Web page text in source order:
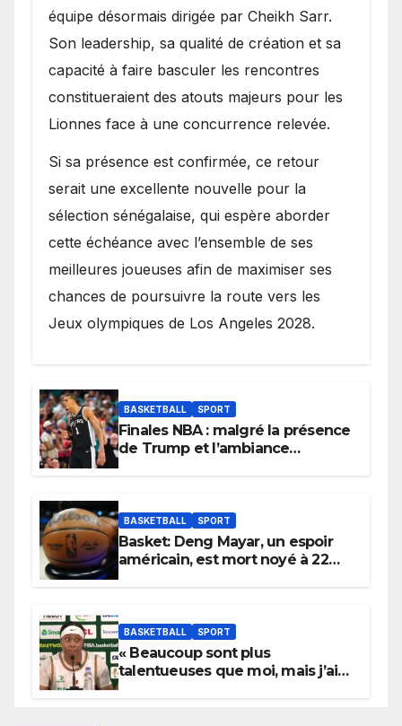
équipe désormais dirigée par Cheikh Sarr.
Son leadership, sa qualité de création et sa
capacité à faire basculer les rencontres
constitueraient des atouts majeurs pour les
Lionnes face à une concurrence relevée.
Si sa présence est confirmée, ce retour
serait une excellente nouvelle pour la
sélection sénégalaise, qui espère aborder
cette échéance avec l’ensemble de ses
meilleures joueuses afin de maximiser ses
chances de poursuivre la route vers les
Jeux olympiques de Los Angeles 2028.
BASKETBALL SPORT
Finales NBA : malgré la présence
de Trump et l’ambiance
BASKETBALL SPORT
Basket: Deng Mayar, un espoir
américain, est mort noyé à 22
BASKETBALL SPORT
« Beaucoup sont plus
talentueuses que moi, mais j’ai